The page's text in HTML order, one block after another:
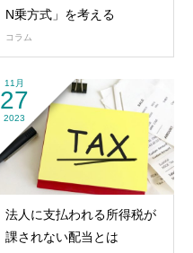
N乗方式」を考える
コラム
11月
27
2023
法人に支払われる所得税が
課されない配当とは